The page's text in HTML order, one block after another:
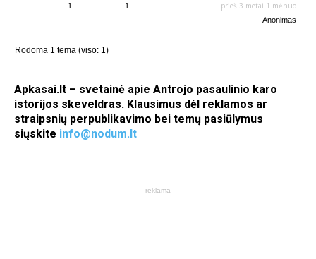
1 1 prieš 3 metai 1 mėnuo
Anonimas
Rodoma 1 tema (viso: 1)
Apkasai.lt – svetainė apie Antrojo pasaulinio karo
istorijos skeveldras. Klausimus dėl reklamos ar
straipsnių perpublikavimo bei temų pasiūlymus
siųskite info@nodum.lt
- reklama -